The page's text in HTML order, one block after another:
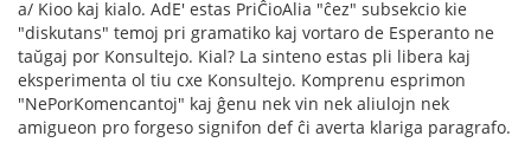
a/ Kioo kaj kialo. AdE' estas PriĈioAlia "ĉez" subsekcio kie
"diskutans" temoj pri gramatiko kaj vortaro de Esperanto ne
taŭgaj por Konsultejo. Kial? La sinteno estas pli libera kaj
eksperimenta ol tiu cxe Konsultejo. Komprenu esprimon
"NePorKomencantoj" kaj ĝenu nek vin nek aliulojn nek
amigueon pro forgeso signifon def ĉi averta klariga paragrafo.